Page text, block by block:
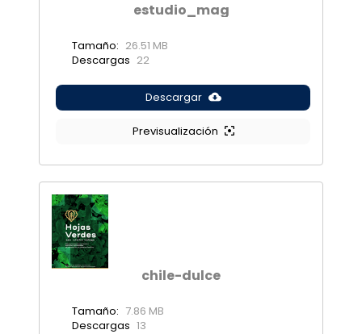
estudio_mag
Tamaño: 26.51 MB
Descargas 22
Descargar
Previsualización
chile-dulce
Tamaño: 7.86 MB
Descargas 13